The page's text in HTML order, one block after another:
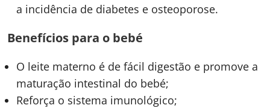
a incidência de diabetes e osteoporose.
Benefícios para o bebé
O leite materno é de fácil digestão e promove a
maturação intestinal do bebé;
Reforça o sistema imunológico;